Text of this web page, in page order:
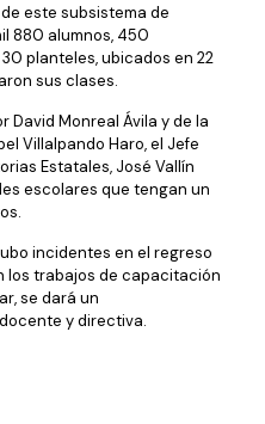
este subsistema de
880 alumnos, 450
planteles, ubicados en 22
sus clases.
David Monreal Ávila y de la
Villalpando Haro, el Jefe
Estatales, José Vallín
escolares que tengan un
incidentes en el regreso
los trabajos de capacitación
se dará un
y directiva.